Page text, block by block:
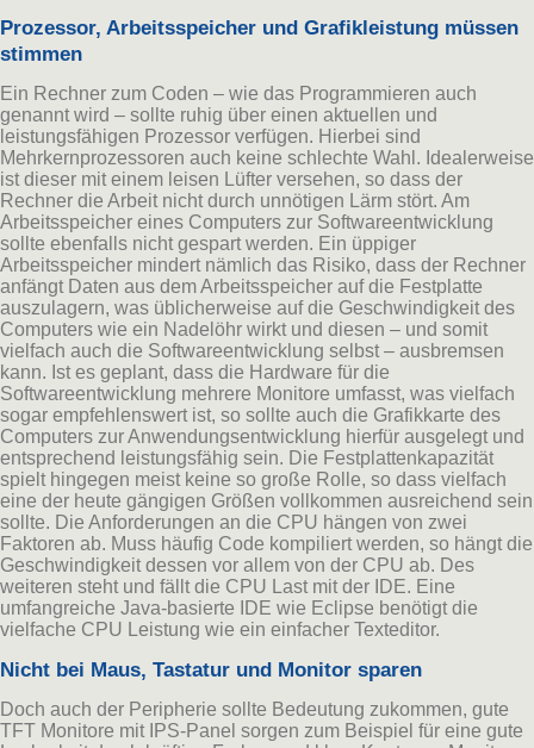
Prozessor, Arbeitsspeicher und Grafikleistung müssen
stimmen
Ein Rechner zum Coden – wie das Programmieren auch
genannt wird – sollte ruhig über einen aktuellen und
leistungsfähigen Prozessor verfügen. Hierbei sind
Mehrkernprozessoren auch keine schlechte Wahl. Idealerweise
ist dieser mit einem leisen Lüfter versehen, so dass der
Rechner die Arbeit nicht durch unnötigen Lärm stört. Am
Arbeitsspeicher eines Computers zur Softwareentwicklung
sollte ebenfalls nicht gespart werden. Ein üppiger
Arbeitsspeicher mindert nämlich das Risiko, dass der Rechner
anfängt Daten aus dem Arbeitsspeicher auf die Festplatte
auszulagern, was üblicherweise auf die Geschwindigkeit des
Computers wie ein Nadelöhr wirkt und diesen – und somit
vielfach auch die Softwareentwicklung selbst – ausbremsen
kann. Ist es geplant, dass die Hardware für die
Softwareentwicklung mehrere Monitore umfasst, was vielfach
sogar empfehlenswert ist, so sollte auch die Grafikkarte des
Computers zur Anwendungsentwicklung hierfür ausgelegt und
entsprechend leistungsfähig sein. Die Festplattenkapazität
spielt hingegen meist keine so große Rolle, so dass vielfach
eine der heute gängigen Größen vollkommen ausreichend sein
sollte. Die Anforderungen an die CPU hängen von zwei
Faktoren ab. Muss häufig Code kompiliert werden, so hängt die
Geschwindigkeit dessen vor allem von der CPU ab. Des
weiteren steht und fällt die CPU Last mit der IDE. Eine
umfangreiche Java-basierte IDE wie Eclipse benötigt die
vielfache CPU Leistung wie ein einfacher Texteditor.
Nicht bei Maus, Tastatur und Monitor sparen
Doch auch der Peripherie sollte Bedeutung zukommen, gute
TFT Monitore mit IPS-Panel sorgen zum Beispiel für eine gute